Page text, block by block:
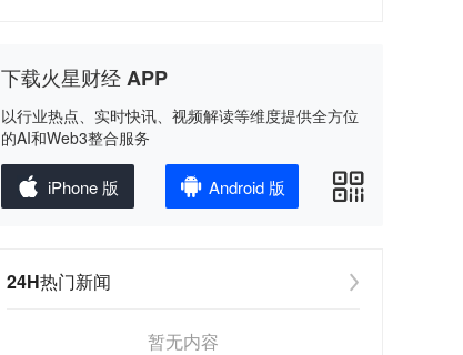
下载火星财经 APP
以行业热点、实时快讯、视频解读等维度提供全方位
的AI和Web3整合服务
iPhone 版 Android 版
24H热门新闻
暂无内容